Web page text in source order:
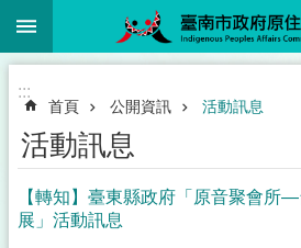
跳到主要內容區塊
:::
首頁 公開資訊 活動訊息
活動訊息
【轉知】臺東縣政府「原音聚會所
展」活動訊息